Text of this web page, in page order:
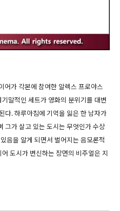
어가 각본에 참여한 알렉스 프로야스
말적인 세트가 영화의 분위기를 대변
다. 하루아침에 기억을 잃은 한 남자가
그가 살고 있는 도시는 무엇인가 수상
음을 알게 되면서 벌어지는 음모론적
도시가 변신하는 장면의 비주얼은 지